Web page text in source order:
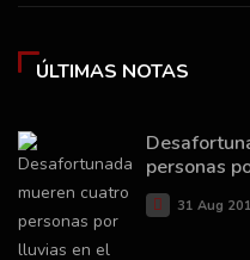
ÚLTIMAS NOTAS
personas
31 Aug